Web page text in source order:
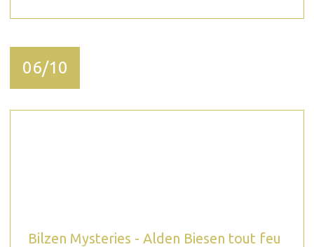
06/10
Bilzen Mysteries - Alden Biesen tout feu